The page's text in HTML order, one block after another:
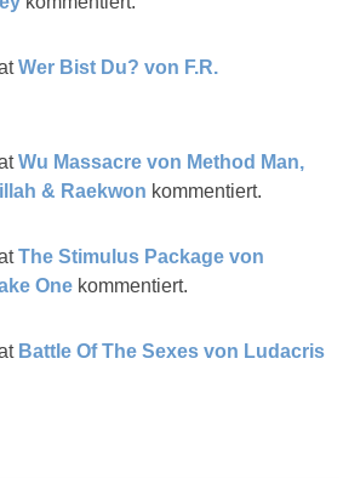
Wer Bist Du? von F.R.
Wu Massacre von Method Man,
& Raekwon kommentiert.
The Stimulus Package von
One kommentiert.
Battle Of The Sexes von Ludacris